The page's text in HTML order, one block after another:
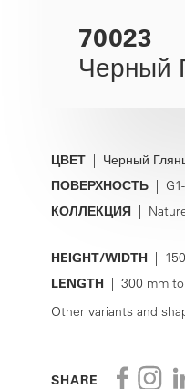
70023
Черный
ЦВЕТ | Черный
ПОВЕРХНОСТЬ |
КОЛЛЕКЦИЯ |
HEIGHT/WIDTH |
LENGTH | 300 mm
Other variants and
SHARE